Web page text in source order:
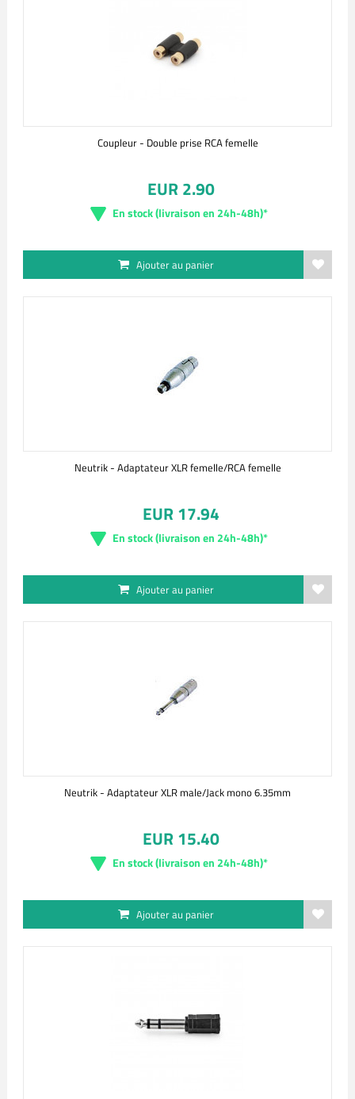
Coupleur - Double prise RCA femelle
EUR 2.90
En stock (livraison en 24h-48h)*
Ajouter au panier
Neutrik - Adaptateur XLR femelle/RCA femelle
EUR 17.94
En stock (livraison en 24h-48h)*
Ajouter au panier
Neutrik - Adaptateur XLR male/Jack mono 6.35mm
EUR 15.40
En stock (livraison en 24h-48h)*
Ajouter au panier